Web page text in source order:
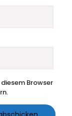
Browser